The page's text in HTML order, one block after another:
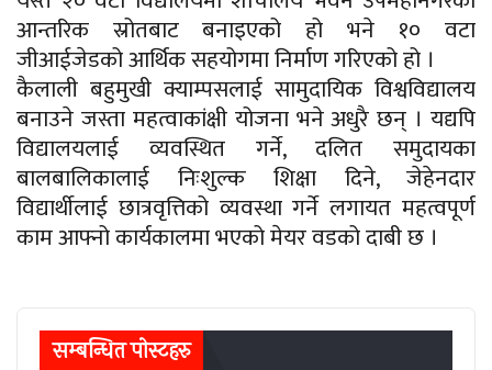
आन्तरिक स्रोतबाट बनाइएको हो भने १० वटा
जीआईजेडको आर्थिक सहयोगमा निर्माण गरिएको हो ।
कैलाली बहुमुखी क्याम्पसलाई सामुदायिक विश्वविद्यालय
बनाउने जस्ता महत्वाकांक्षी योजना भने अधुरै छन् । यद्यपि
विद्यालयलाई व्यवस्थित गर्ने, दलित समुदायका
बालबालिकालाई निःशुल्क शिक्षा दिने, जेहेनदार
विद्यार्थीलाई छात्रवृत्तिको व्यवस्था गर्ने लगायत महत्वपूर्ण
काम आफ्नो कार्यकालमा भएको मेयर वडको दाबी छ ।
सम्बन्धित पाेस्टहरु